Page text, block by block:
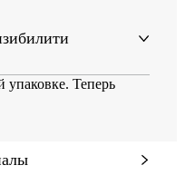
упаковке. Теперь